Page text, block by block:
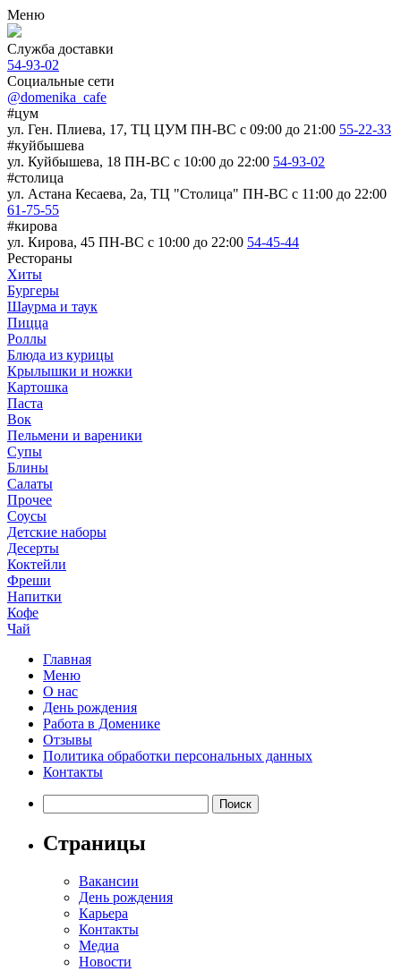
Меню
Служба доставки
54-93-02
Социальные сети
@domenika_cafe
#цум
ул. Ген. Плиева, 17, ТЦ ЦУМ ПН-ВС c 09:00 до 21:00 55-22-33
#куйбышева
ул. Куйбышева, 18 ПН-ВС c 10:00 до 22:00 54-93-02
#столица
ул. Астана Кесаева, 2а, ТЦ "Столица" ПН-ВС c 11:00 до 22:00
61-75-55
#кирова
ул. Кирова, 45 ПН-ВС c 10:00 до 22:00 54-45-44
Рестораны
Хиты
Бургеры
Шаурма и таук
Пицца
Роллы
Блюда из курицы
Крылышки и ножки
Картошка
Паста
Вок
Пельмени и вареники
Супы
Блины
Салаты
Прочее
Соусы
Детские наборы
Десерты
Коктейли
Фреши
Напитки
Кофе
Чай
Главная
Меню
О нас
День рождения
Работа в Доменике
Отзывы
Политика обработки персональных данных
Контакты
Страницы
Вакансии
День рождения
Карьера
Контакты
Медиа
Новости